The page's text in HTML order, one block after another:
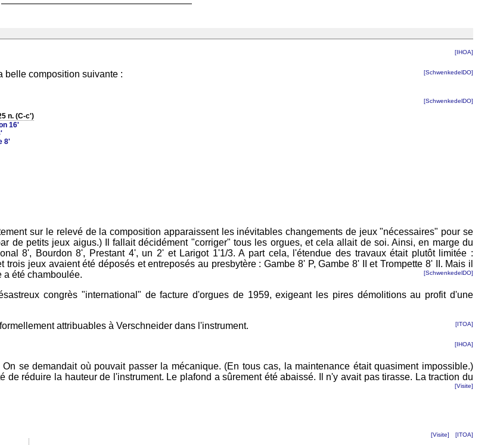
[IHOA]
belle composition suivante : [SchwenkedelDO]
n. (C-c')
16'
8'
[SchwenkedelDO]
sur le relevé de la composition apparaissent les inévitables changements de jeux "nécessaires" pour se
de petits jeux aigus.) Il fallait décidément "corriger" tous les orgues, et cela allait de soi. Ainsi, en marge du
8', Bourdon 8', Prestant 4', un 2' et Larigot 1'1/3. A part cela, l'étendue des travaux était plutôt limitée :
jeux avaient été déposés et entreposés au presbytère : Gambe 8' P, Gambe 8' II et Trompette 8' II. Mais il
a été chamboulée.
[SchwenkedelDO]
congrès "international" de facture d'orgues de 1959, exigeant les pires démolitions au profit d'une
attribuables à Verschneider dans l'instrument.
[ITOA]
[IHOA]
se demandait où pouvait passer la mécanique. (En tous cas, la maintenance était quasiment impossible.)
réduire la hauteur de l'instrument. Le plafond a sûrement été abaissé. Il n'y avait pas tirasse. La traction du
[Visite]
[ITOA]
[Visite]